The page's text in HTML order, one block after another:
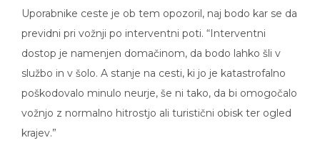
Uporabnike ceste je ob tem opozoril, naj bodo kar se da
previdni pri vožnji po interventni poti. “Interventni
dostop je namenjen domačinom, da bodo lahko šli v
službo in v šolo. A stanje na cesti, ki jo je katastrofalno
poškodovalo minulo neurje, še ni tako, da bi omogočalo
vožnjo z normalno hitrostjo ali turistični obisk ter ogled
krajev.”